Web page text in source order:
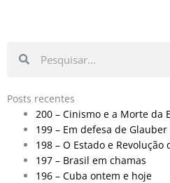
Posts recentes
200 – Cinismo e a Morte da
199 – Em defesa de Glauber
198 – O Estado e
197 – Brasil em chamas
196 – Cuba ontem e hoje